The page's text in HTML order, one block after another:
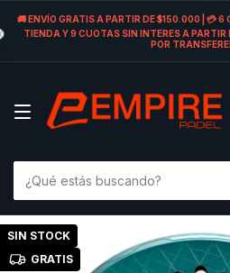
🚚 ENVÍO GRATIS A PARTIR DE $150.000 | 💳
TIENDA Y 9 CUOTAS SIN INTERES A
POR
SIN STOCK
GRATIS